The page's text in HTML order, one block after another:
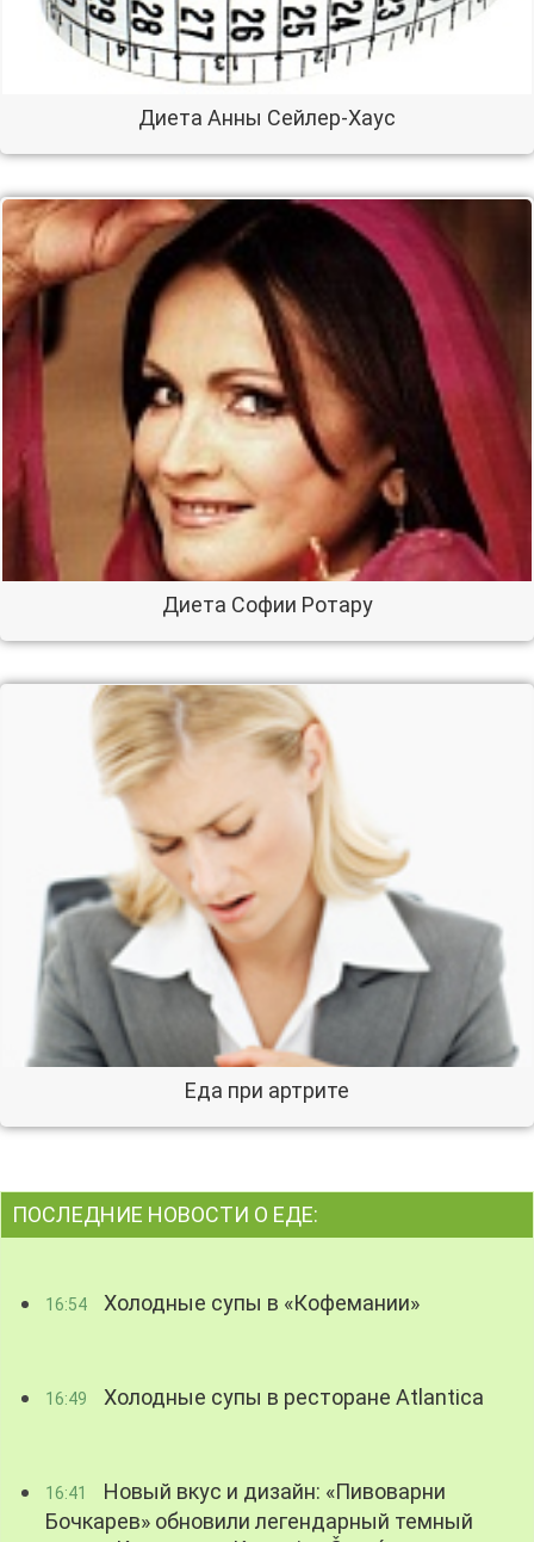
Диета Анны Сейлер-Хаус
Диета Софии Ротару
Еда при артрите
ПОСЛЕДНИЕ НОВОСТИ О ЕДЕ:
16:54 Холодные супы в «Кофемании»
16:49 Холодные супы в ресторане Atlantica
16:41
Новый вкус и дизайн: «Пивоварни
Бочкарев» обновили легендарный темный